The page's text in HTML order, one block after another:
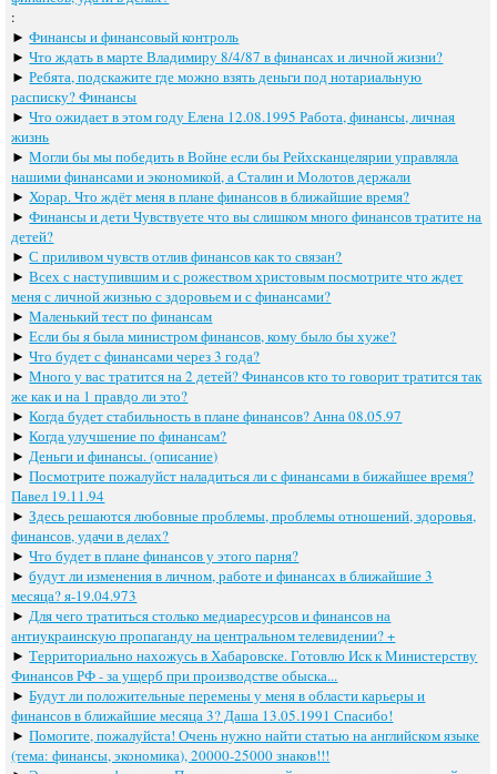
:
►Финансы и финансовый контроль
►Что ждать в марте Владимиру 8/4/87 в финансах и личной жизни?
►Ребята, подскажите где можно взять деньги под нотариальную
расписку? Финансы
►Что ожидает в этом году Елена 12.08.1995 Работа, финансы, личная
жизнь
►Могли бы мы победить в Войне если бы Рейхсканцелярии управляла
нашими финансами и экономикой, а Сталин и Молотов держали
►Хорар. Что ждёт меня в плане финансов в ближайшие время?
►Финансы и дети Чувствуете что вы слишком много финансов тратите на
детей?
►С приливом чувств отлив финансов как то связан?
►Всех с наступившим и с рожеством христовым посмотрите что ждет
меня с личной жизнью с здоровьем и с финансами?
►Маленький тест по финансам
►Если бы я была министром финансов, кому было бы хуже?
►Что будет с финансами через 3 года?
►Много у вас тратится на 2 детей? Финансов кто то говорит тратится так
же как и на 1 правдо ли это?
►Когда будет стабильность в плане финансов? Анна 08.05.97
►Когда улучшение по финансам?
►Деньги и финансы. (описание)
►Посмотрите пожалуйст наладиться ли с финансами в бижайшее время?
Павел 19.11.94
►Здесь решаются любовные проблемы, проблемы отношений, здоровья,
финансов, удачи в делах?
►Что будет в плане финансов у этого парня?
►будут ли изменения в личном, работе и финансах в ближайшие 3
месяца? я-19.04.973
►Для чего тратиться столько медиаресурсов и финансов на
антиукраинскую пропаганду на центральном телевидении? +
►Территориально нахожусь в Хабаровске. Готовлю Иск к Министерству
Финансов РФ - за ущерб при производстве обыска...
►Будут ли положительные перемены у меня в области карьеры и
финансов в ближайшие месяца 3? Даша 13.05.1991 Спасибо!
►Помогите, пожалуйста! Очень нужно найти статью на английском языке
(тема: финансы, экономика), 20000-25000 знаков!!!